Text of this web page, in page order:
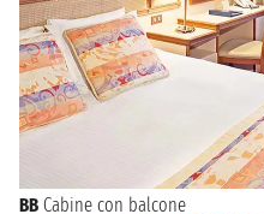
BB Cabine con balcone